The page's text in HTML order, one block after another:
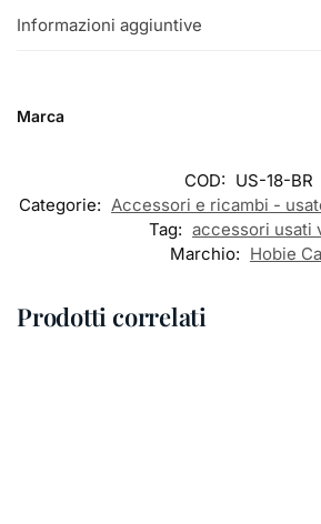
Informazioni aggiuntive
Marca
COD: US-18-BR
Categorie: Accessori e ricambi -
Tag: accessori usati
Marchio: Hobie
Prodotti correlati